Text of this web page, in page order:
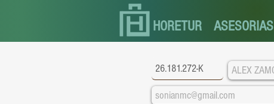
HORETUR ASESORIAS